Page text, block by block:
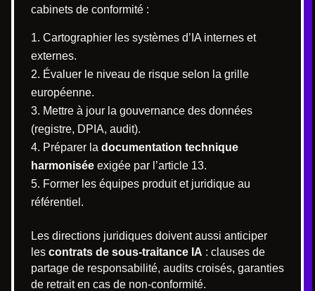
cabinets de conformité :
Cartographier les systèmes d’IA internes et
externes.
Évaluer le niveau de risque selon la grille
européenne.
Mettre à jour la gouvernance des données
(registre, DPIA, audit).
Préparer la documentation technique
harmonisée exigée par l’article 13.
Former les équipes produit et juridique au
référentiel.
Les directions juridiques doivent aussi anticiper
les contrats de sous-traitance IA : clauses de
partage de responsabilité, audits croisés, garanties
de retrait en cas de non-conformité.